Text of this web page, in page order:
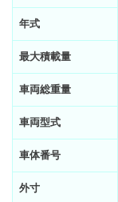
年式
最大積載量
車両総重量
車両型式
車体番号
外寸